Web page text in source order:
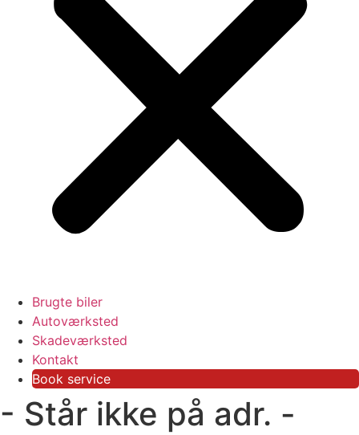
Brugte biler
Autoværksted
Skadeværksted
Kontakt
Book service
- Står ikke på adr. -